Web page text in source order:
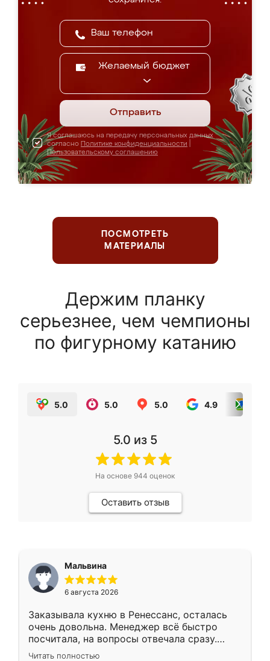
Желаемый бюджет
Отправить
Я соглашаюсь на передачу персональных данных
согласно Политике конфиденциальности
Пользовательскому соглашению
ПОСМОТРЕТЬ
МАТЕРИАЛЫ
Держим планку
серьезнее, чем чемпионы
по фигурному катанию
5.0 5.0 5.0 4.9
5.0 из 5
На основе 944 оценок
Оставить отзыв
Мальвина
6 августа 2026
Заказывала кухню в Ренессанс, осталась
очень довольна. Менеджер всё быстро
посчитала, на вопросы отвечала сразу.
Замерщик приехал в субботу, подошёл к
Читать полностью